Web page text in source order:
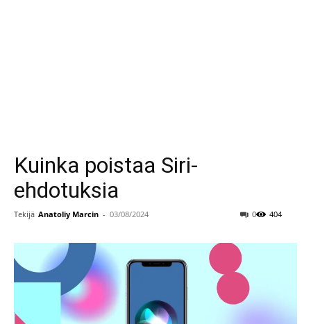
Kuinka poistaa Siri-
ehdotuksia
Tekijä Anatoliy Marcin - 03/08/2024 404
0